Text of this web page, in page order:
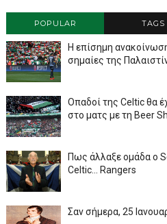
POPULAR TAGS
Η επίσημη
σημαίες της
Οπαδοί της Celtic θα
στο ματς με τη Beer
Πως άλλαξε ομάδα ο
Celtic... Rangers
Σαν σήμερα, 25